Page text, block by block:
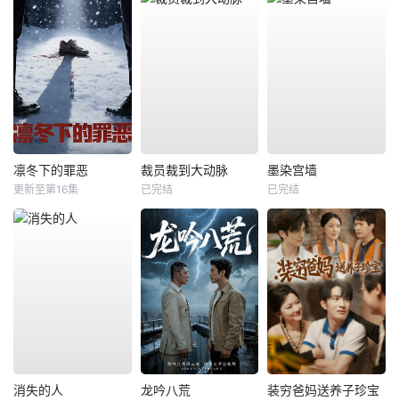
凛冬下的罪恶
更新至第16集
裁员裁到大动脉
已完结
墨染宫墙
已完结
消失的人 龙吟八荒 装穷爸妈送养子珍宝